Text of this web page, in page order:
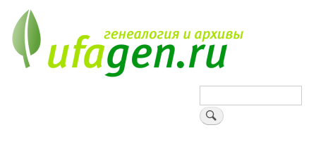
основному
содержанию
Поиск